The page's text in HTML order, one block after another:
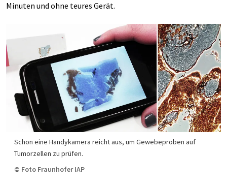
Minuten und ohne teures Gerät.
Schon eine Handykamera reicht aus, um Gewebeproben auf
Tumorzellen zu prüfen.
© Foto Fraunhofer IAP